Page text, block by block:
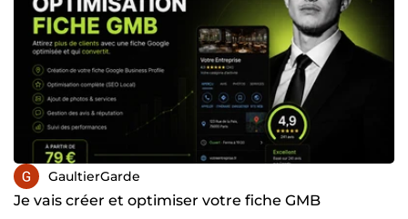
GaultierGarde
Je vais créer et optimiser votre fiche GMB